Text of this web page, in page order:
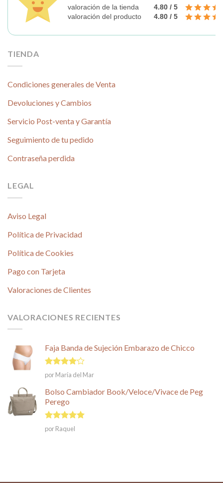
valoración de la tienda
4.80 / 5
valoración del producto
4.80 / 5
TIENDA
Condiciones generales de Venta
Devoluciones y Cambios
Servicio Post-venta y Garantía
Seguimiento de tu pedido
Contraseña perdida
LEGAL
Aviso Legal
Política de Privacidad
Política de Cookies
Pago con Tarjeta
Valoraciones de Clientes
VALORACIONES RECIENTES
Faja Banda de Sujeción Embarazo de Chicco
Valorado
en
5
por María del Mar
Bolso Cambiador Book/Veloce/Vivace de Peg
Perego
Valorado en
5
de 5
por Raquel